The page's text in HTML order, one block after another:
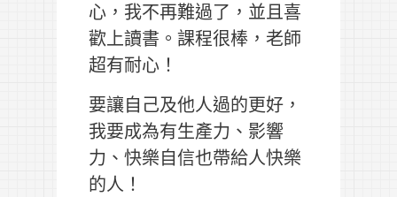
心，我不再難過了，並且喜
歡上讀書。課程很棒，老師
超有耐心！
要讓自己及他人過的更好，
我要成為有生產力、影響
力、快樂自信也帶給人快樂
的人！